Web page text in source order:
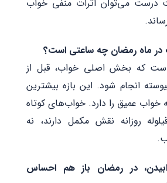
درست می‌توان اثرات منفی خواب
در ماه رمضان چه ساعتی است؟
است که بخش اصلی خواب، قبل از
انجام شود. این بازه بیشترین
عمیق را دارد. خواب‌های کوتاه
روزانه نقش مکمل دارند، نه
در رمضان باز هم احساس